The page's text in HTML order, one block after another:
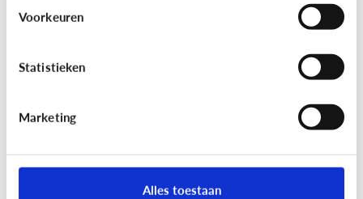
Voorkeuren
Statistieken
Marketing
Alles toestaan
Privacy
op afbeelding’ is
gebruiken. Daarvoor heb je toestemming nodig.